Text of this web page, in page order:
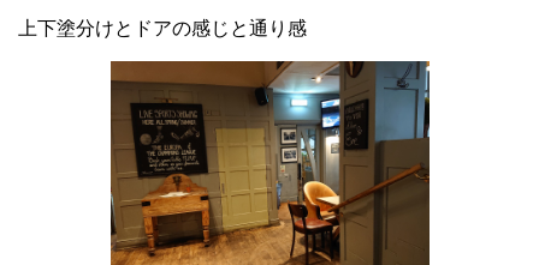
上下塗分けとドアの感じと通り感